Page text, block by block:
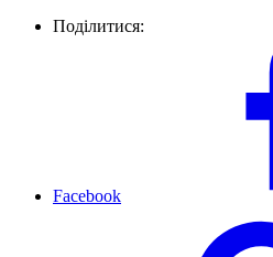
Поділитися:
Facebook